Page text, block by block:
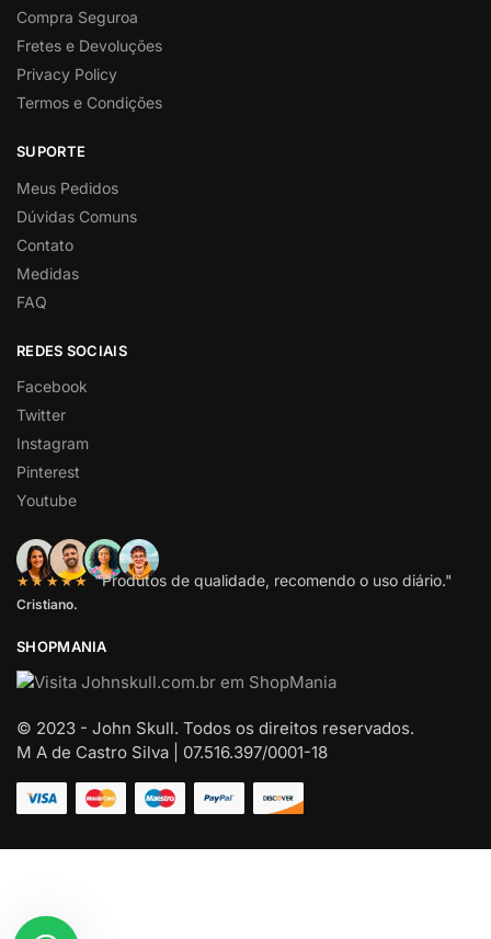
Compra Seguroa
Fretes e Devoluções
Privacy Policy
Termos e Condições
SUPORTE
Meus Pedidos
Dúvidas Comuns
Contato
Medidas
FAQ
REDES SOCIAIS
Facebook
Twitter
Instagram
Pinterest
Youtube
★★★★★"Produtos de qualidade, recomendo o uso diário."
Cristiano.
SHOPMANIA
© 2023 - John Skull. Todos os direitos reservados.
M A de Castro Silva | 07.516.397/0001-18